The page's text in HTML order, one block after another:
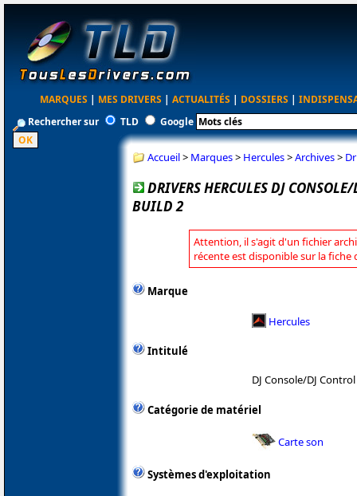
MARQUES | MES DRIVERS | ACTUALITÉS | DOSSIERS |
Rechercher sur
TLD Google
Accueil> Marques> Hercules>Archives>
DRIVERS HERCULES DJ
BUILD 2
Attention, il s'agit d'un fichier
récente est disponible sur la fiche
Marque
Hercules
Intitulé
DJ Console/DJ Control
Catégorie de matériel
Carte son
Systèmes d'exploitation